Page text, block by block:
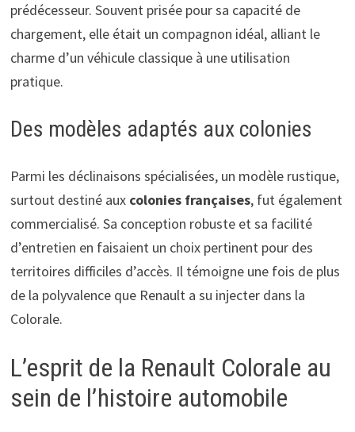
prédécesseur. Souvent prisée pour sa capacité de
chargement, elle était un compagnon idéal, alliant le
charme d’un véhicule classique à une utilisation
pratique.
Des modèles adaptés aux colonies
Parmi les déclinaisons spécialisées, un modèle rustique,
surtout destiné aux colonies françaises, fut également
commercialisé. Sa conception robuste et sa facilité
d’entretien en faisaient un choix pertinent pour des
territoires difficiles d’accès. Il témoigne une fois de plus
de la polyvalence que Renault a su injecter dans la
Colorale.
L’esprit de la Renault Colorale au
sein de l’histoire automobile